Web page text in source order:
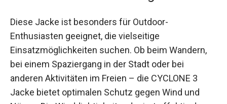
Enthusiasten geeignet, die vielseitige
Einsatzmöglichkeiten suchen. Ob beim Wandern,
bei einem Spaziergang in der Stadt oder bei
anderen Aktivitäten im Freien – die CYCLONE 3
Jacke bietet optimalen Schutz gegen Wind und
Nässe. Die Winddichtigkeit reduziert effektiv den